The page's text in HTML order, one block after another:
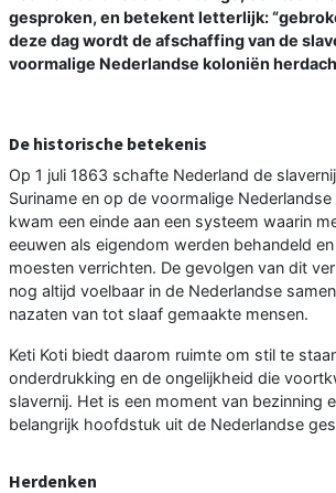
gesproken, en betekent letterlijk:
deze dag wordt de afschaffing van de
voormalige Nederlandse koloniën
De historische betekenis
Op 1 juli 1863 schafte Nederland de
Suriname en op de voormalige Nederlandse
kwam een einde aan een systeem waarin
eeuwen als eigendom werden behandeld
moesten verrichten. De gevolgen van dit
nog altijd voelbaar in de Nederlandse
nazaten van tot slaaf gemaakte mensen.
Keti Koti biedt daarom ruimte om stil te
onderdrukking en de ongelijkheid die
slavernij. Het is een moment van bezinning
belangrijk hoofdstuk uit de Nederlandse
Herdenken